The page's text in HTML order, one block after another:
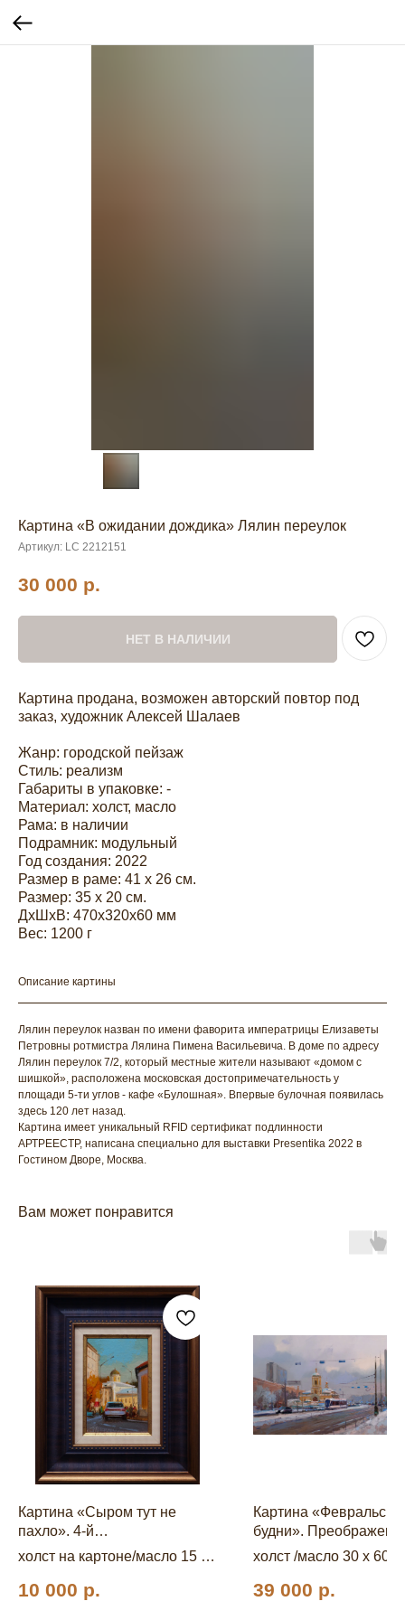
Картина «В ожидании дождика» Лялин переулок
Артикул: LC 2212151
30 000 р.
НЕТ В НАЛИЧИИ
Картина продана, возможен авторский повтор под
заказ, художник Алексей Шалаев
Жанр: городской пейзаж
Стиль: реализм
Габариты в упаковке: -
Материал: холст, масло
Рама: в наличии
Подрамник: модульный
Год создания: 2022
Размер в раме: 41 х 26 см.
Размер: 35 x 20 см.
ДxШxВ: 470x320x60 мм
Вес: 1200 г
Описание картины
Лялин переулок назван по имени фаворита императрицы Елизаветы
Петровны ротмистра Лялина Пимена Васильевича. В доме по адресу
Лялин переулок 7/2, который местные жители называют «домом с
шишкой», расположена московская достопримечательность у
площади 5-ти углов - кафе «Булошная». Впервые булочная появилась
здесь 120 лет назад.
Картина имеет уникальный RFID сертификат подлинности
АРТРЕЕСТР, написана специально для выставки Presentika 2022 в
Гостином Дворе, Москва.
Вам может понравится
Картина «Сыром тут не
пахло». 4-й
Сыромятнический пер.
холст на картоне/масло 15 x
10 000 р.
Картина
будни».
площадь.
холст /масло 30 x 60
39 000 р.